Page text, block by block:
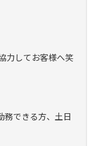
力してお客様へ笑
務できる方、土日